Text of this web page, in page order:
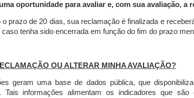
oportunidade para avaliar e, com sua avaliação,
prazo de 20 dias, sua reclamação é finalizada e
caso tenha sido encerrada em função do fim do prazo
OU ALTERAR MINHA AVALIAÇÃO?
geram uma base de dados pública, que
Tais informações alimentam os indicadores que